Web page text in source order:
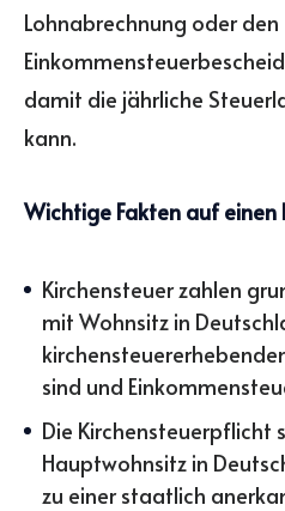
Lohnabrechnung oder den
damit die jährliche
kann.
Wichtige Fakten auf einen
Kirchensteuer zahlen
mit Wohnsitz in
sind und
Die Kirchensteuerpflicht
Hauptwohnsitz in
zu einer staatlich